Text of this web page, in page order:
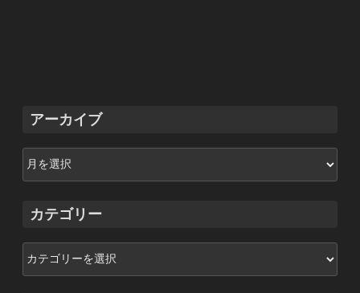
アーカイブ
ー
カ
カテゴリー
テ
ゴ